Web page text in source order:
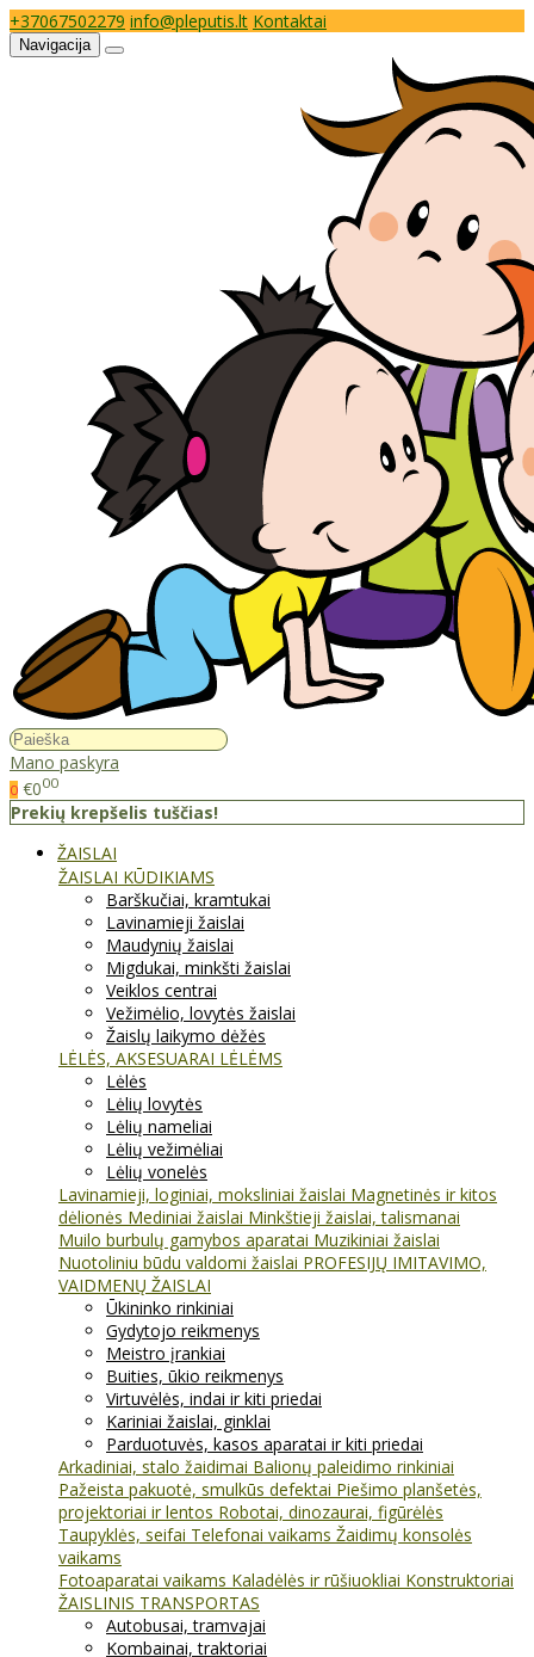
+37067502279 info@pleputis.lt Kontaktai
Navigacija
Mano paskyra
0 €000
Prekių krepšelis tuščias!
ŽAISLAI
ŽAISLAI KŪDIKIAMS
Barškučiai, kramtukai
Lavinamieji žaislai
Maudynių žaislai
Migdukai, minkšti žaislai
Veiklos centrai
Vežimėlio, lovytės žaislai
Žaislų laikymo dėžės
LĖLĖS, AKSESUARAI LĖLĖMS
Lėlės
Lėlių lovytės
Lėlių nameliai
Lėlių vežimėliai
Lėlių vonelės
Lavinamieji, loginiai, moksliniai žaislai Magnetinės ir kitos
dėlionės Mediniai žaislai Minkštieji žaislai, talismanai
Muilo burbulų gamybos aparatai Muzikiniai žaislai
Nuotoliniu būdu valdomi žaislai PROFESIJŲ IMITAVIMO,
VAIDMENŲ ŽAISLAI
Ūkininko rinkiniai
Gydytojo reikmenys
Meistro įrankiai
Buities, ūkio reikmenys
Virtuvėlės, indai ir kiti priedai
Kariniai žaislai, ginklai
Parduotuvės, kasos aparatai ir kiti priedai
Arkadiniai, stalo žaidimai Balionų paleidimo rinkiniai
Pažeista pakuotė, smulkūs defektai Piešimo planšetės,
projektoriai ir lentos Robotai, dinozaurai, figūrėlės
Taupyklės, seifai Telefonai vaikams Žaidimų konsolės
vaikams
Fotoaparatai vaikams Kaladėlės ir rūšiuokliai Konstruktoriai
ŽAISLINIS TRANSPORTAS
Autobusai, tramvajai
Kombainai, traktoriai